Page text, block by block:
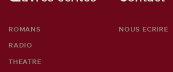
ROMANS
RADIO
THEATRE
NOUS ECRIRE